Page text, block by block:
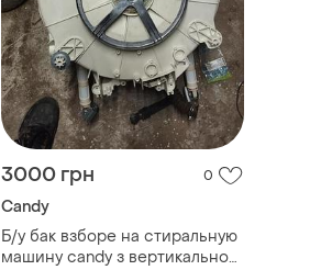
3000 грн 0
Candy
Б/у бак взборе на стиральную
машину candy з вертикальной